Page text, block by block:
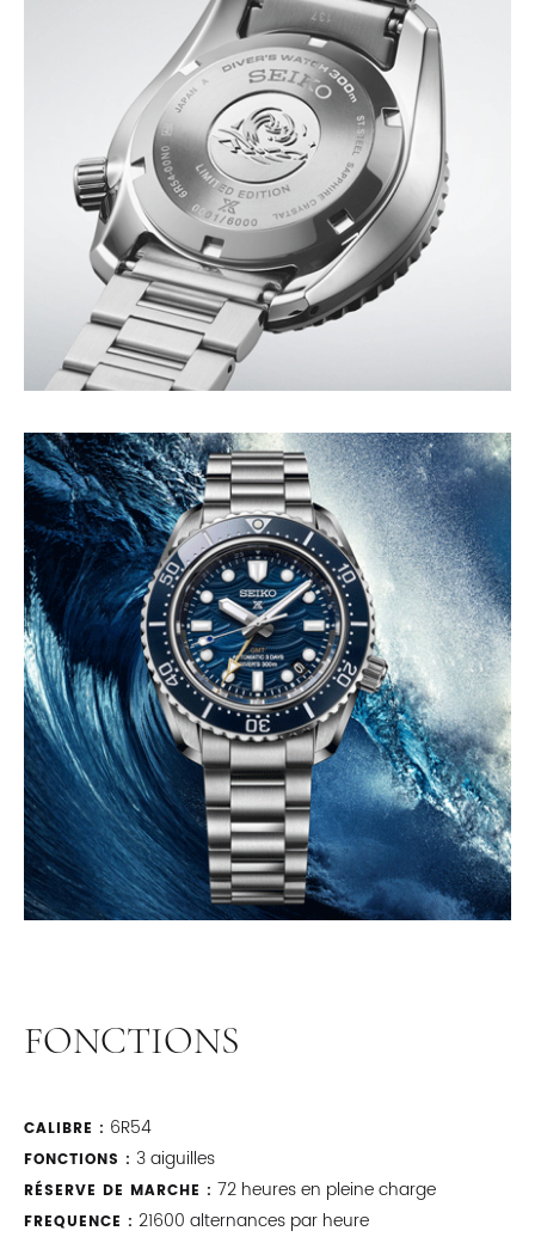
FONCTIONS
CALIBRE : 6R54
FONCTIONS : 3 aiguilles
RÉSERVE DE MARCHE : 72 heures en pleine charge
FREQUENCE : 21600 alternances par heure